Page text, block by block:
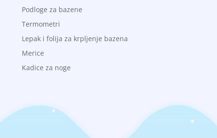
Podloge za bazene
Termometri
Lepak i folija za krpljenje bazena
Merice
Kadice za noge